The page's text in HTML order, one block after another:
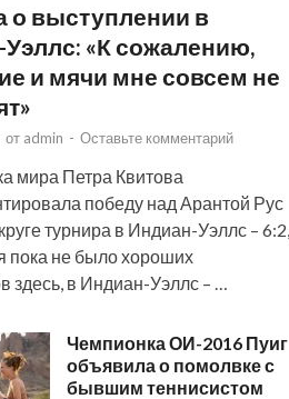
о выступлении в
«К сожалению,
и мячи мне совсем не
от admin - Оставьте комментарий
мира Петра Квитова
победу над Арантой Рус
турнира в Индиан-Уэллс – 6:2,
пока не было хороших
здесь, в Индиан-Уэллс – …
Чемпионка ОИ-2016 Пуиг
объявила о помолвке с
бывшим теннисистом